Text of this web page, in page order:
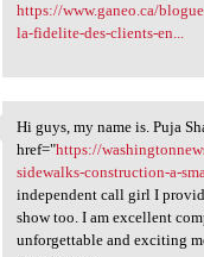
https://www.ganeo.ca/
la-fidelite-des-clients-en...
Hi guys, my name is.
Hi guys, my name is. Puja
href="https://
sidewalks-construction-a-
independent call girl I
show too. I am excellent
unforgettable and exciting